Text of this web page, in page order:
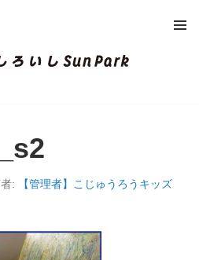
S
ー
:
【管理者】こじゅうろうキッズ